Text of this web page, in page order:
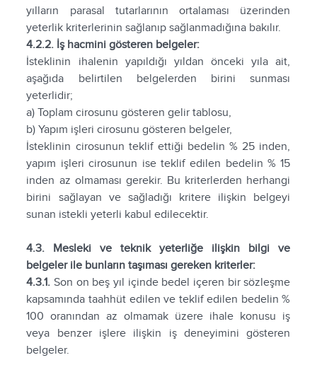
yılların parasal tutarlarının ortalaması üzerinden
yeterlik kriterlerinin sağlanıp sağlanmadığına bakılır.
4.2.2. İş hacmini gösteren belgeler:
İsteklinin ihalenin yapıldığı yıldan önceki yıla ait,
aşağıda belirtilen belgelerden birini sunması
yeterlidir;
a) Toplam cirosunu gösteren gelir tablosu,
b) Yapım işleri cirosunu gösteren belgeler,
İsteklinin cirosunun teklif ettiği bedelin % 25 inden,
yapım işleri cirosunun ise teklif edilen bedelin % 15
inden az olmaması gerekir. Bu kriterlerden herhangi
birini sağlayan ve sağladığı kritere ilişkin belgeyi
sunan istekli yeterli kabul edilecektir.
4.3. Mesleki ve teknik yeterliğe ilişkin bilgi ve
belgeler ile bunların taşıması gereken kriterler:
4.3.1. Son on beş yıl içinde bedel içeren bir sözleşme
kapsamında taahhüt edilen ve teklif edilen bedelin %
100 oranından az olmamak üzere ihale konusu iş
veya benzer işlere ilişkin iş deneyimini gösteren
belgeler.